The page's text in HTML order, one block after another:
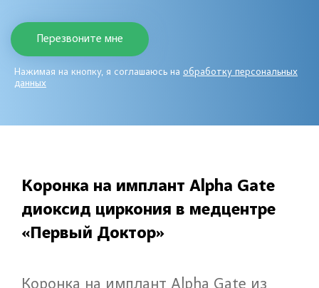
Нажимая на кнопку, я соглашаюсь на обработку персональных
данных
Коронка на имплант Alpha Gate
диоксид циркония в медцентре
«Первый Доктор»